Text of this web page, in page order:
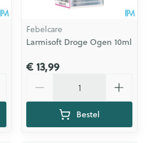
Febelcare
Larmisoft Droge Ogen 10ml
€ 13,99
Bestel